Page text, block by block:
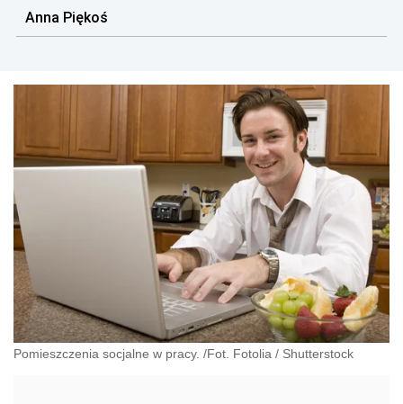
Anna Piękoś
Pomieszczenia socjalne w pracy. /Fot. Fotolia / Shutterstock